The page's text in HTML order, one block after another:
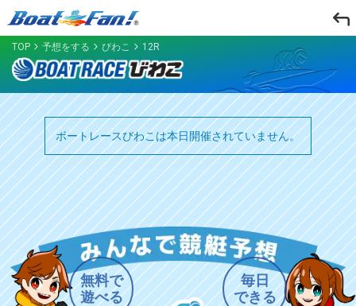
TOP 予想をする びわこ 12R
ボートレースびわこは本日開催されていません。
無料で
遊べる
毎日
できる